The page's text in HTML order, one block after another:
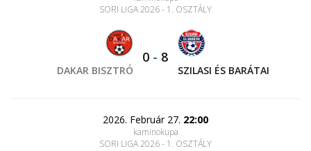
SORI LIGA 2026 - 1. OSZTÁLY
DAKAR BISZTRÓ
0 - 8
SZILASI ÉS BARÁTAI
2026. Február 27. 22:00
kaminokupa
SORI LIGA 2026 - 1. OSZTÁLY